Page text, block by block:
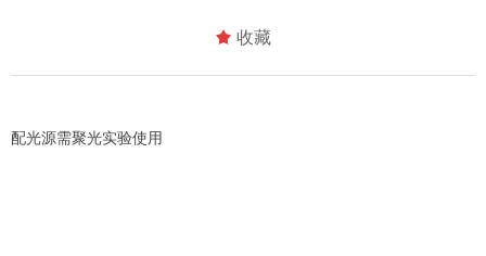
配光源需聚光实验使用
끄 收藏